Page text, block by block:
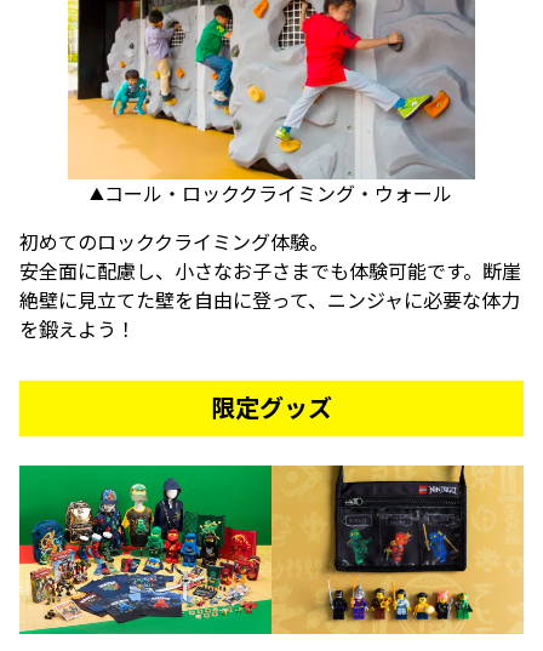
▲コール・ロッククライミング・ウォール
初めてのロッククライミング体験。
安全面に配慮し、小さなお子さまでも体験可能です。断崖
絶壁に見立てた壁を自由に登って、ニンジャに必要な体力
を鍛えよう！
限定グッズ